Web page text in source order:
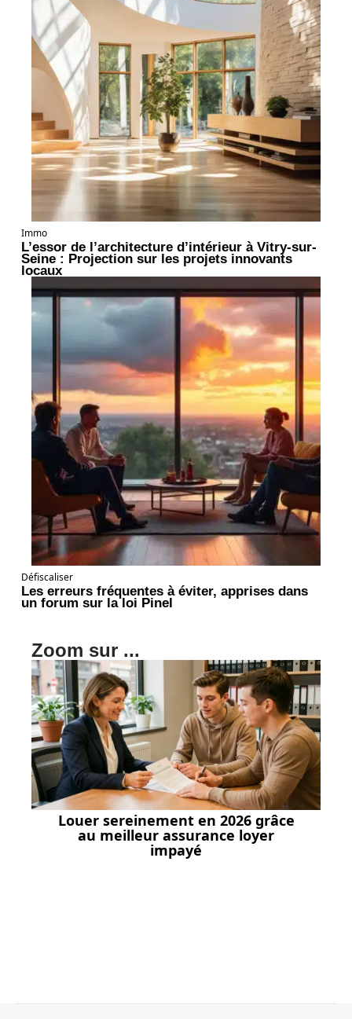
Immo
L’essor de l’architecture d’intérieur à Vitry-sur-
Seine : Projection sur les projets innovants
locaux
Défiscaliser
Les erreurs fréquentes à éviter, apprises dans
un forum sur la loi Pinel
Zoom sur ...
Louer sereinement en 2026 grâce
au meilleur assurance loyer
impayé